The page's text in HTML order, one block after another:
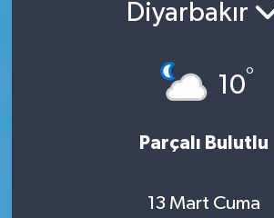
Diyarbakır
10°
Parçalı Bulutlu
13 Mart Cuma